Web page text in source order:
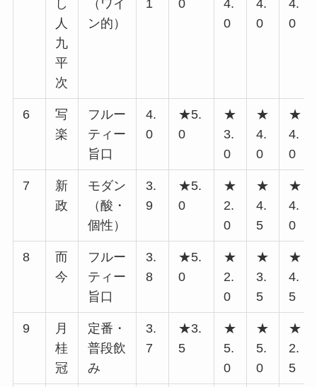
し
人
九
平
次
（ワイ
ン的）
1
0
4.
0
4.
0
4.
0
6
写
楽
フルー
ティー
旨口
4.
0
★5.
0
★
3.
0
★
4.
0
★
4.
0
7
新
政
モダン
（酸・
個性）
3.
9
★5.
0
★
2.
0
★
4.
5
★
4.
0
8
而
今
フルー
ティー
旨口
3.
8
★5.
0
★
2.
0
★
3.
5
★
4.
5
9
月
桂
冠
定番・
普段飲
み
3.
7
★3.
5
★
5.
0
★
5.
0
★
2.
5